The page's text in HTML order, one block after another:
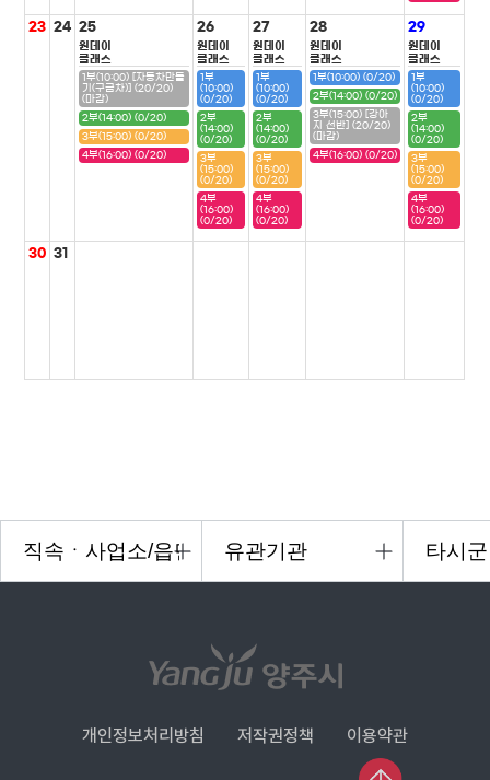
23 24 25
원데이
클래스
1부(10:00) [자동차만들
기(구급차)] (20/20)
(마감)
2부(14:00) (0/20)
3부(15:00) (0/20)
4부(16:00) (0/20)
26
원데이
클래스
1부
(10:00)
(0/20)
2부
(14:00)
(0/20)
3부
(15:00)
(0/20)
4부
(16:00)
(0/20)
27
원데이
클래스
1부
(10:00)
(0/20)
2부
(14:00)
(0/20)
3부
(15:00)
(0/20)
4부
(16:00)
(0/20)
28
원데이
클래스
1부(10:00) (0/20)
2부(14:00) (0/20)
3부(15:00) [강아
지 선반] (20/20)
(마감)
4부(16:00) (0/20)
29
원데이
클래스
1부
(10:00)
(0/20)
2부
(14:00)
(0/20)
3부
(15:00)
(0/20)
4부
(16:00)
(0/20)
30 31
개인정보처리방침 저작권정책 이용약관